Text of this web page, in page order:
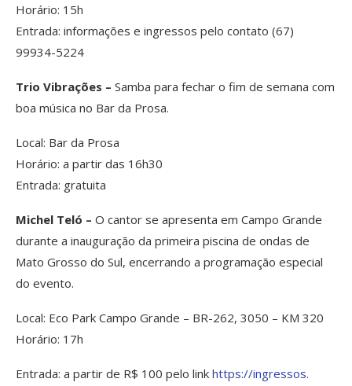
Horário: 15h
Entrada: informações e ingressos pelo contato (67)
99934-5224
Trio Vibrações – Samba para fechar o fim de semana com
boa música no Bar da Prosa.
Local: Bar da Prosa
Horário: a partir das 16h30
Entrada: gratuita
Michel Teló – O cantor se apresenta em Campo Grande
durante a inauguração da primeira piscina de ondas de
Mato Grosso do Sul, encerrando a programação especial
do evento.
Local: Eco Park Campo Grande – BR-262, 3050 – KM 320
Horário: 17h
Entrada: a partir de R$ 100 pelo link https://ingressos.